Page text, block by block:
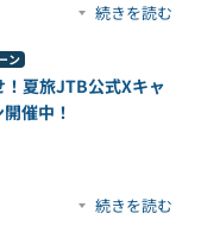
続きを読む
ン
！夏旅JTB公式Xキャ
催中！
続きを読む